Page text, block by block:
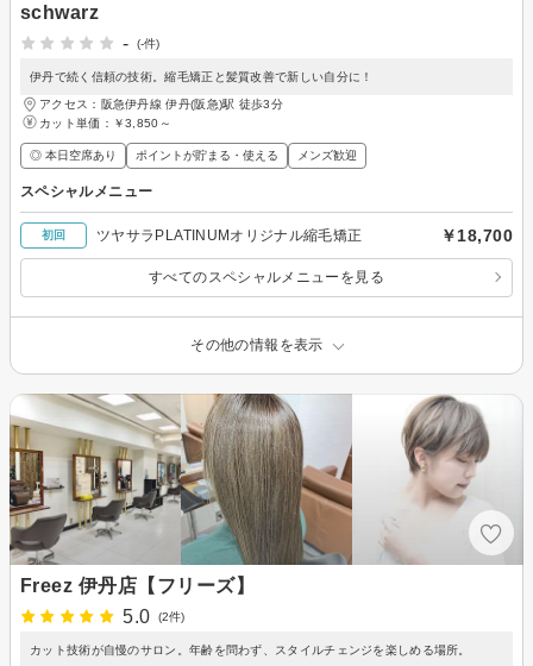
schwarz
-
(-件)
伊丹で続く信頼の技術。縮毛矯正と髪質改善で新しい自分に！
アクセス：阪急伊丹線 伊丹(阪急)駅 徒歩3分
カット単価： ￥3,850～
◎ 本日空席あり ポイントが貯まる・使える メンズ歓迎
スペシャルメニュー
初回 ツヤサラPLATINUMオリジナル縮毛矯正 ￥18,700
すべてのスペシャルメニューを見る
その他の情報を表示
Freez 伊丹店【フリーズ】
5.0
(2件)
カット技術が自慢のサロン。年齢を問わず、スタイルチェンジを楽しめる場所。